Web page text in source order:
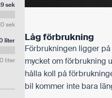
sek
sek
liter
liter
Låg förbrukning
Förbrukningen ligger på
mycket om förbrukning
hålla koll på
bil kommer inte bara